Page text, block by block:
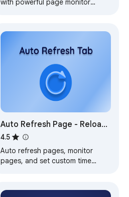
with powerful page monitor
Auto Refresh Page - Reload
Pages Automatically & Page
Monitor Easily
4.5
Auto refresh pages, monitor
pages, and set custom time